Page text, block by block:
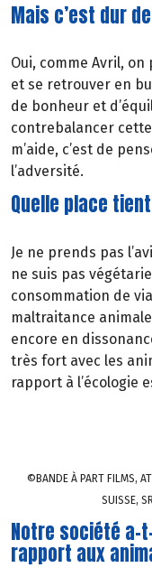
Mais c’est dur
Oui, comme Avril,
et se retrouver en
de bonheur et
contrebalancer
m’aide, c’est de
l’adversité.
Quelle place
Je ne prends pas
ne suis pas
consommation de
maltraitance
encore en
très fort avec les
rapport à l’écologie
©BANDE À PART FILMS,
SUISSE,
Notre société a-
rapport aux